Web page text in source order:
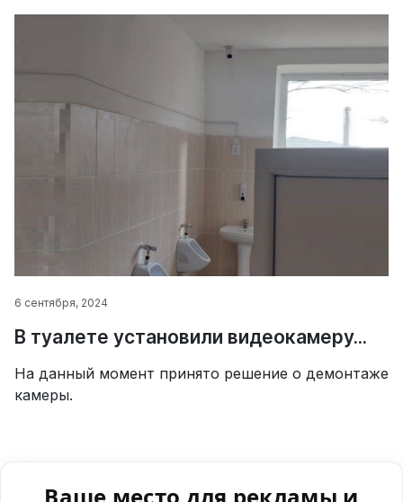
6 сентября, 2024
В туалете установили видеокамеру...
На данный момент принято решение о демонтаже
камеры.